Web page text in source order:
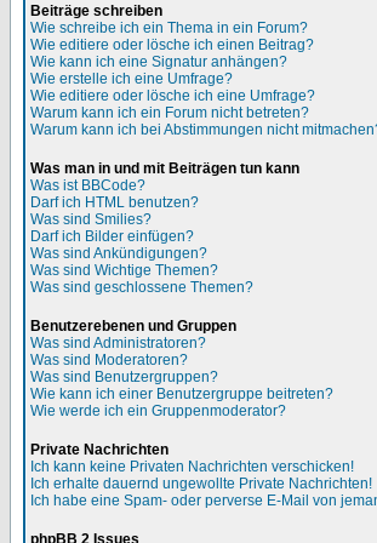
Beiträge schreiben
Wie schreibe ich ein Thema in ein Forum?
Wie editiere oder lösche ich einen Beitrag?
Wie kann ich eine Signatur anhängen?
Wie erstelle ich eine Umfrage?
Wie editiere oder lösche ich eine Umfrage?
Warum kann ich ein Forum nicht betreten?
Warum kann ich bei Abstimmungen nicht
Was man in und mit Beiträgen tun kann
Was ist BBCode?
Darf ich HTML benutzen?
Was sind Smilies?
Darf ich Bilder einfügen?
Was sind Ankündigungen?
Was sind Wichtige Themen?
Was sind geschlossene Themen?
Benutzerebenen und Gruppen
Was sind Administratoren?
Was sind Moderatoren?
Was sind Benutzergruppen?
Wie kann ich einer Benutzergruppe beitreten?
Wie werde ich ein Gruppenmoderator?
Private Nachrichten
Ich kann keine Privaten Nachrichten verschicken!
Ich erhalte dauernd ungewollte Private Nachrichten!
Ich habe eine Spam- oder perverse E-Mail von
phpBB 2 Issues